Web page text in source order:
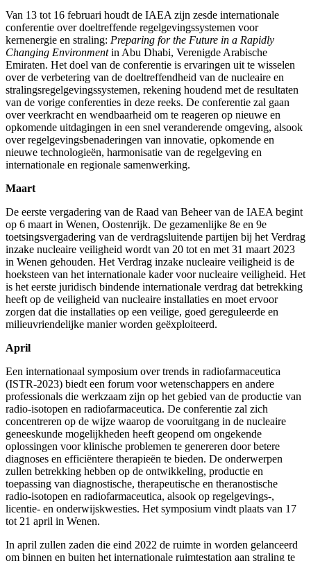
Van 13 tot 16 februari houdt de IAEA zijn zesde internationale
conferentie over doeltreffende regelgevingssystemen voor
kernenergie en straling: Preparing for the Future in a Rapidly
Changing Environmentin Abu Dhabi, Verenigde Arabische
Emiraten. Het doel van de conferentie is ervaringen uit te wisselen
over de verbetering van de doeltreffendheid van de nucleaire en
stralingsregelgevingssystemen, rekening houdend met de resultaten
van de vorige conferenties in deze reeks. De conferentie zal gaan
over veerkracht en wendbaarheid om te reageren op nieuwe en
opkomende uitdagingen in een snel veranderende omgeving, alsook
over regelgevingsbenaderingen van innovatie, opkomende en
nieuwe technologieën, harmonisatie van de regelgeving en
internationale en regionale samenwerking.
Maart
De eerste vergadering van de Raad van Beheer van de IAEA begint
op 6 maart in Wenen, Oostenrijk. De gezamenlijke 8e en 9e
toetsingsvergadering van de verdragsluitende partijen bij het Verdrag
inzake nucleaire veiligheid wordt van 20 tot en met 31 maart 2023
in Wenen gehouden. Het Verdrag inzake nucleaire veiligheid is de
hoeksteen van het internationale kader voor nucleaire veiligheid. Het
is het eerste juridisch bindende internationale verdrag dat betrekking
heeft op de veiligheid van nucleaire installaties en moet ervoor
zorgen dat die installaties op een veilige, goed gereguleerde en
milieuvriendelijke manier worden geëxploiteerd.
April
Een internationaal symposium over trends in radiofarmaceutica
(ISTR-2023) biedt een forum voor wetenschappers en andere
professionals die werkzaam zijn op het gebied van de productie van
radio-isotopen en radiofarmaceutica. De conferentie zal zich
concentreren op de wijze waarop de vooruitgang in de nucleaire
geneeskunde mogelijkheden heeft geopend om ongekende
oplossingen voor klinische problemen te genereren door betere
diagnoses en efficiëntere therapieën te bieden. De onderwerpen
zullen betrekking hebben op de ontwikkeling, productie en
toepassing van diagnostische, therapeutische en theranostische
radio-isotopen en radiofarmaceutica, alsook op regelgevings-,
licentie- en onderwijskwesties. Het symposium vindt plaats van 17
tot 21 april in Wenen.
In april zullen zaden die eind 2022 de ruimte in worden gelanceerd
om binnen en buiten het internationale ruimtestation aan straling te